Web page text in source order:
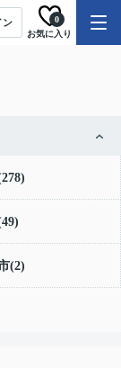
ン
お気に入り
0
(2)